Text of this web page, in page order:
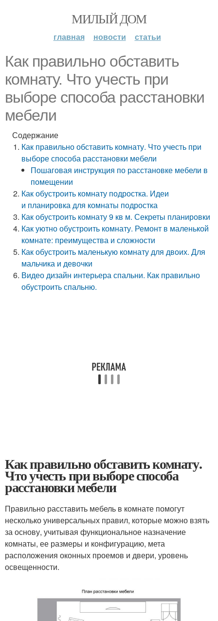
МИЛЫЙ ДОМ
главная новости статьи
Как правильно обставить
комнату. Что учесть при
выборе способа расстановки
мебели
Содержание
Как правильно обставить комнату. Что учесть при
выборе способа расстановки мебели
Пошаговая инструкция по расстановке мебели в
помещении
Как обустроить комнату подростка. Идеи
и планировка для комнаты подростка
Как обустроить комнату 9 кв м. Секреты планировки
Как уютно обустроить комнату. Ремонт в маленькой
комнате: преимущества и сложности
Как обустроить маленькую комнату для двоих. Для
мальчика и девочки
Видео дизайн интерьера спальни. Как правильно
обустроить спальню.
Как правильно обставить комнату.
Что учесть при выборе способа
расстановки мебели
Правильно расставить мебель в комнате помогут
несколько универсальных правил, которые можно взять
за основу, учитывая функциональное назначение
комнаты, ее размеры и конфигурацию, мета
расположения оконных проемов и двери, уровень
освещенности.